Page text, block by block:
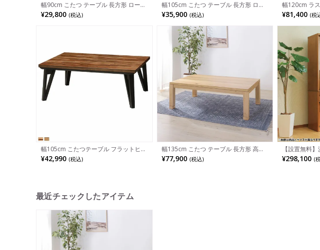
幅90cm こたつ テーブル 長方形 ローテ
ーブル 布団がずれにくい 薄型ヒーター
ウォルナット
¥29,800 (税込)
幅105cm こたつ テーブル 長方形 ロー
テーブル 石英管ヒーター 木製 センター
テーブル ウォルナット おしゃれ
¥35,900 (税込)
幅120cm ラ
ミ カーボン
コード収納付
線 リビング
ル センター
¥81,400 (税
幅105cm こたつテーブル フラットヒー
ター 薄型 温度調節 家具調 天然木化粧
繊維板 ウレタン樹脂塗装 リビング こた
¥42,990 (税込)
幅135cm こたつ テーブル 長方形 高さ
調節 石英管ヒーター リビングテーブル
天然木 KTJ-135NA
¥77,900 (税込)
【設置無料
No.1800 食器
ラ材 ガラス
¥298,100 (
最近チェックしたアイテム